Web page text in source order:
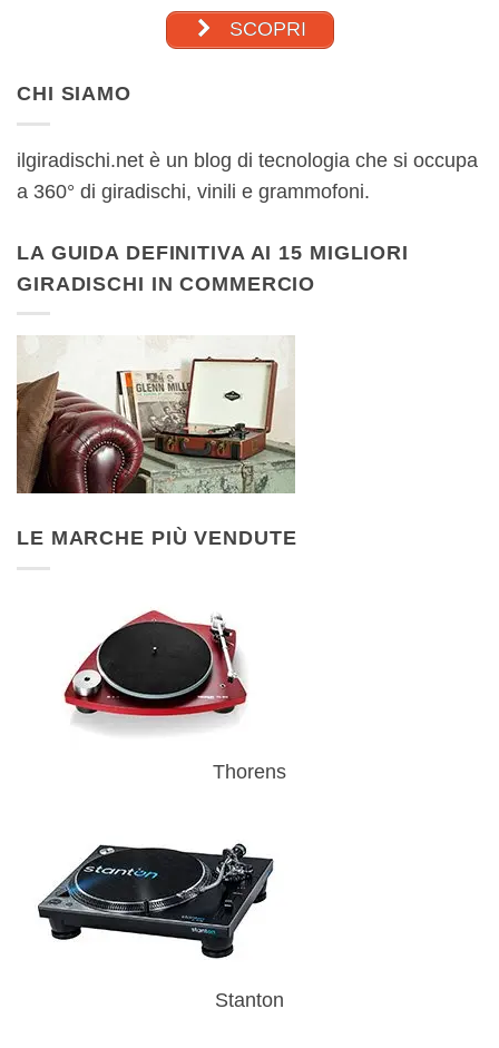
SCOPRI
CHI SIAMO
ilgiradischi.net è un blog di tecnologia che si occupa
a 360° di giradischi, vinili e grammofoni.
LA GUIDA DEFINITIVA AI 15 MIGLIORI
GIRADISCHI IN COMMERCIO
LE MARCHE PIÙ VENDUTE
Thorens
Stanton